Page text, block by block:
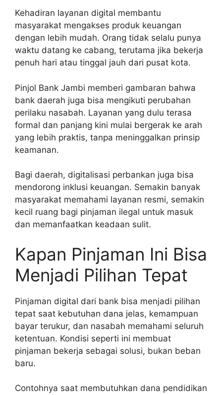
Kehadiran layanan digital membantu
masyarakat mengakses produk keuangan
dengan lebih mudah. Orang tidak selalu punya
waktu datang ke cabang, terutama jika bekerja
penuh hari atau tinggal jauh dari pusat kota.
Pinjol Bank Jambi memberi gambaran bahwa
bank daerah juga bisa mengikuti perubahan
perilaku nasabah. Layanan yang dulu terasa
formal dan panjang kini mulai bergerak ke arah
yang lebih praktis, tanpa meninggalkan prinsip
keamanan.
Bagi daerah, digitalisasi perbankan juga bisa
mendorong inklusi keuangan. Semakin banyak
masyarakat memahami layanan resmi, semakin
kecil ruang bagi pinjaman ilegal untuk masuk
dan memanfaatkan keadaan sulit.
Kapan Pinjaman Ini Bisa
Menjadi Pilihan Tepat
Pinjaman digital dari bank bisa menjadi pilihan
tepat saat kebutuhan dana jelas, kemampuan
bayar terukur, dan nasabah memahami seluruh
ketentuan. Kondisi seperti ini membuat
pinjaman bekerja sebagai solusi, bukan beban
baru.
Contohnya saat membutuhkan dana pendidikan